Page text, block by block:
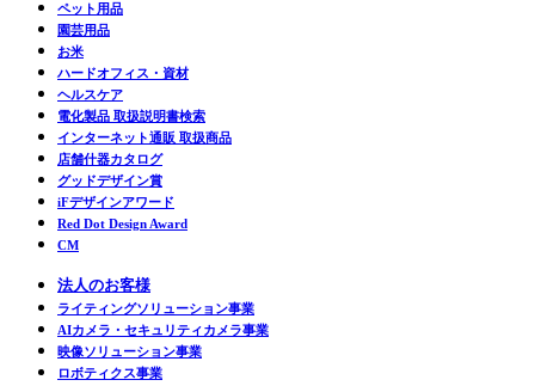
ペット用品
園芸用品
お米
ハードオフィス・資材
ヘルスケア
電化製品 取扱説明書検索
インターネット通販 取扱商品
店舗什器カタログ
グッドデザイン賞
iFデザインアワード
Red Dot Design Award
CM
法人のお客様
ライティングソリューション事業
AIカメラ・セキュリティカメラ事業
映像ソリューション事業
ロボティクス事業